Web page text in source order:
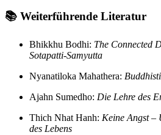
📚 Weiterführende Literatur
Bhikkhu Bodhi: The Connected
Sotapatti-Samyutta
Nyanatiloka Mahathera:
Ajahn Sumedho: Die Lehre des
Thich Nhat Hanh: Keine Angst –
des Lebens